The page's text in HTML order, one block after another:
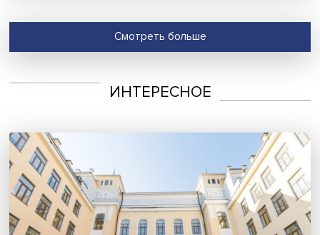
HSE FASHION DAYS: мода, ......